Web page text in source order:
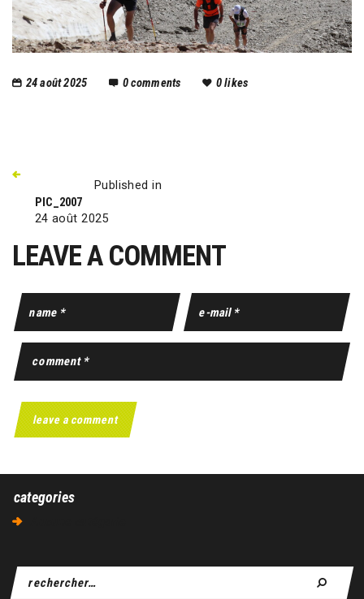
24 août 2025 0comments 0likes
Published in
PIC_2007
24 août 2025
LEAVE A COMMENT
categories